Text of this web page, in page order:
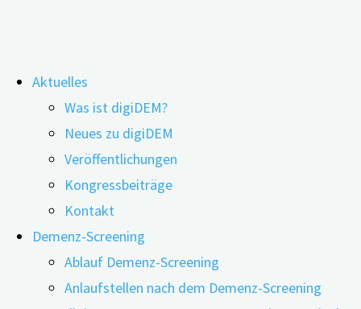
Inhalt
springen
Aktuelles
Was ist digiDEM?
Neues zu digiDEM
Veröffentlichungen
Kongressbeiträge
Kontakt
Demenz-Screening
Ablauf Demenz-Screening
Anlaufstellen nach dem Demenz-Screening
Newsletter